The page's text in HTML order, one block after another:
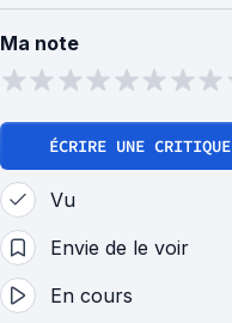
Ma note
ÉCRIRE UNE CRITIQUE
Vu
Envie de le voir
En cours